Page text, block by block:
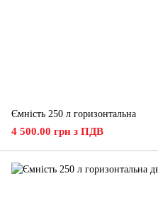
Ємність 250 л горизонтальна
4 500.00 грн з ПДВ